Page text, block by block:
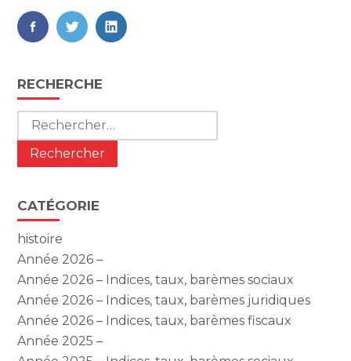
FaceBook
TwitterLinkedIn
Blog
sidebar
RECHERCHE
Rechercher :
CATÉGORIE
histoire
Année 2026 –
Année 2026 – Indices, taux, barèmes sociaux
Année 2026 – Indices, taux, barèmes juridiques
Année 2026 – Indices, taux, barèmes fiscaux
Année 2025 –